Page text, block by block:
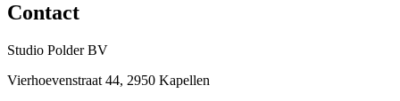
Contact
Studio Polder BV
Vierhoevenstraat 44, 2950 Kapellen